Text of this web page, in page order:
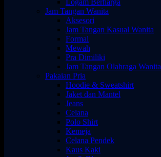
Logam Berharga
Jam Tangan Wanita
Aksesori
Jam Tangan Kasual Wanita
Formal
Mewah
Pra Dimiliki
Jam Tangan Olahraga Wanita
Pakaian Pria
Hoodie & Sweatshirt
Jaket dan Mantel
Jeans
Celana
Polo Shirt
Kemeja
Celana Pendek
Kaus Kaki